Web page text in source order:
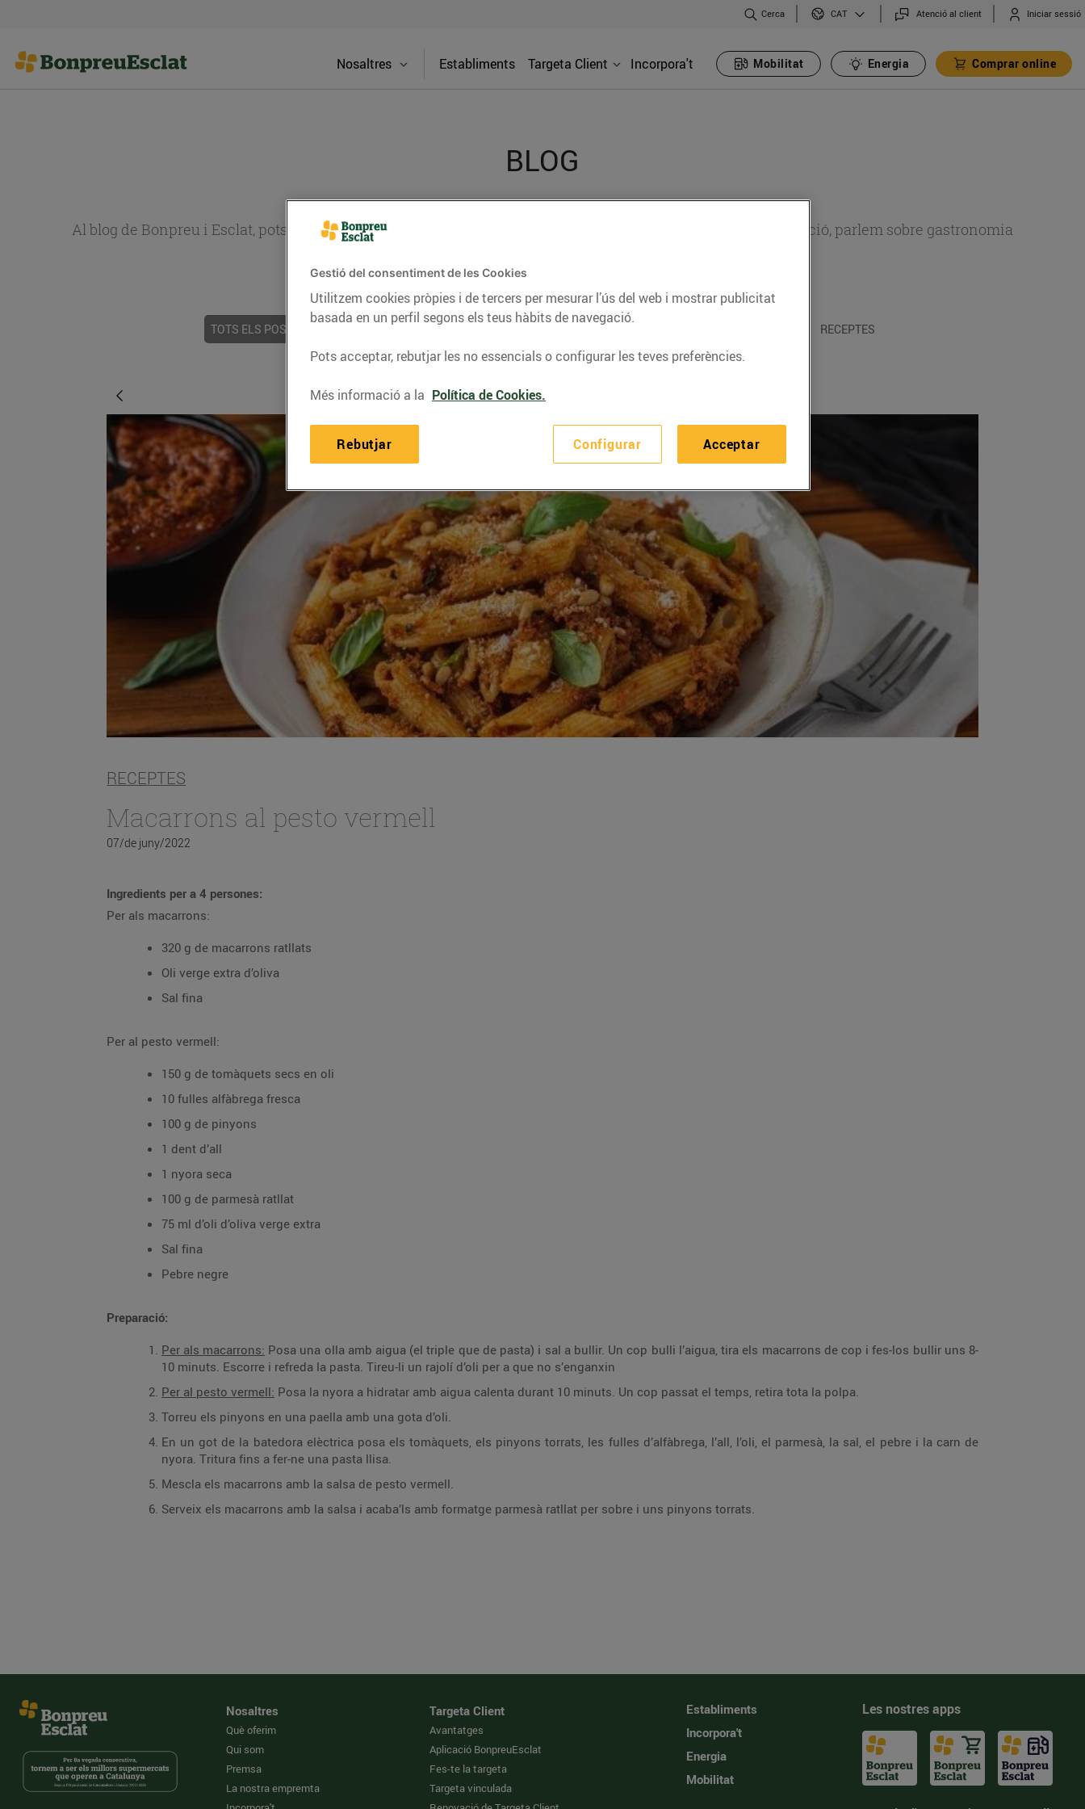
Cerca CAT Atenció al client Iniciar sessió
Nosaltres Establiments Targeta Client Incorpora't Mobilitat Energia Comprar online
BLOG
Al blog de Bonpreu i Esclat, pots trobar receptes, consells nutricionals, informació d’actualitat sobre alimentació, parlem sobre gastronomia
TOTS ELS POSTS CONSELLS I HÀBITS SALUDABLES ENERGIA RECEPTES
RECEPTES
Macarrons al pesto vermell
07/de juny/2022
Ingredients per a 4 persones:
Per als macarrons:
320 g de macarrons ratllats
Oli verge extra d’oliva
Sal fina
Per al pesto vermell:
150 g de tomàquets secs en oli
10 fulles alfàbrega fresca
100 g de pinyons
1 dent d’all
1 nyora seca
100 g de parmesà ratllat
75 ml d’oli d’oliva verge extra
Sal fina
Pebre negre
Preparació:
Per als macarrons: Posa una olla amb aigua (el triple que de pasta) i sal a bullir. Un cop bulli l’aigua, tira els macarrons de cop i fes-los bullir uns 8-
10 minuts. Escorre i refreda la pasta. Tireu-li un rajolí d’oli per a que no s’enganxin
Per al pesto vermell: Posa la nyora a hidratar amb aigua calenta durant 10 minuts. Un cop passat el temps, retira tota la polpa.
Torreu els pinyons en una paella amb una gota d’oli.
En un got de la batedora elèctrica posa els tomàquets, els pinyons torrats, les fulles d’alfàbrega, l’all, l’oli, el parmesà, la sal, el pebre i la carn de
nyora. Tritura fins a fer-ne una pasta llisa.
Mescla els macarrons amb la salsa de pesto vermell.
Serveix els macarrons amb la salsa i acaba’ls amb formatge parmesà ratllat per sobre i uns pinyons torrats.
Nosaltres
Què oferim
Qui som
Premsa
La nostra empremta
Targeta Client
Avantatges
Aplicació BonpreuEsclat
Fes-te la targeta
Targeta vinculada
Establiments
Incorpora't
Energia
Mobilitat
Les nostres apps
Gestió del consentiment de les Cookies
Utilitzem cookies pròpies i de tercers per mesurar l’ús del web i mostrar publicitat
basada en un perfil segons els teus hàbits de navegació.
Pots acceptar, rebutjar les no essencials o configurar les teves preferències.
Més informació a la Política de Cookies.
Configurar
Rebutjar Acceptar